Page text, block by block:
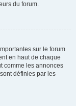
du forum.
sur le forum
en haut de chaque
comme les annonces
définies par les